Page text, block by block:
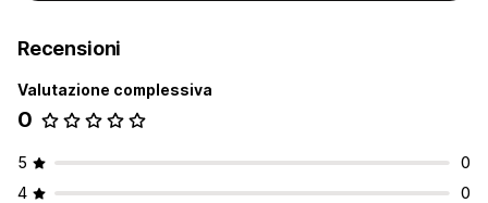
Recensioni
Valutazione complessiva
0
5
0
4
0